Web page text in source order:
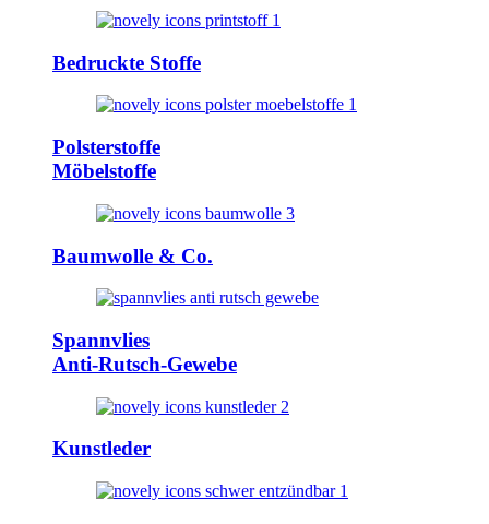
Bedruckte Stoffe
Polsterstoffe
Möbelstoffe
Baumwolle & Co.
Spannvlies
Anti-Rutsch-Gewebe
Kunstleder